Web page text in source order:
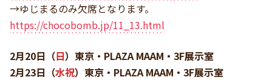
→ゆじまるのみ欠席となります。
https://chocobomb.jp/11_13.html
2月20日（日）東京・PLAZA MAAM・3F展示室
2月23日（水祝）東京・PLAZA MAAM・3F展示室